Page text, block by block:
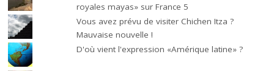
royales mayas» sur France 5
Vous avez prévu de visiter Chichen Itza ?
Mauvaise nouvelle !
D'où vient l'expression «Amérique latine» ?